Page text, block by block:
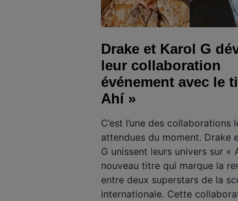
Drake et Karol G
leur collaboration
événement avec le
Ahí »
C’est l’une des collaborations
attendues du moment. Drake
G unissent leurs univers sur «
nouveau titre qui marque la
entre deux superstars de la
internationale. Cette